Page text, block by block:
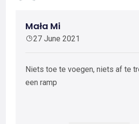
Mała Mi
27 June 2021
Niets toe te voegen, niets af te
een ramp